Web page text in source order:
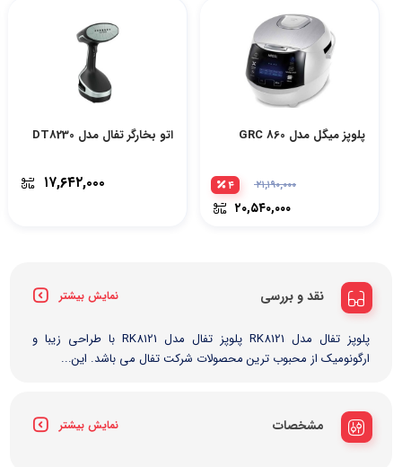
پلوپز میگل مدل GRC 860
۲۱,۱۹۰,۰۰۰
۲۰,۵۴۰,۰۰۰
۴
اتو بخارگر تفال مدل DT8230
۱۷,۶۴۲,۰۰۰
نقد و بررسی نمایش بیشتر
پلوپز تفال مدل RK8121 پلوپز تفال مدل RK8121 با طراحی زیبا و
ارگونومیک از محبوب ترین محصولات شرکت تفال می باشد. این...
مشخصات نمایش بیشتر